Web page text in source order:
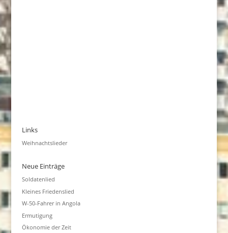
Links
Weihnachtslieder
Neue Einträge
Soldatenlied
Kleines Friedenslied
W-50-Fahrer in Angola
Ermutigung
Ökonomie der Zeit